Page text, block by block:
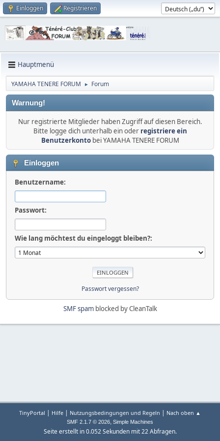
Einloggen Registrieren
Hauptmenü
YAMAHA TENERE FORUM ► Forum
Warnung!
Nur registrierte Mitglieder haben Zugriff auf diesen Bereich.
Bitte logge dich unterhalb ein oder registriere ein
Benutzerkontobei YAMAHA TENERE FORUM
Einloggen
Benutzername:
Passwort:
Wie lang möchtest du eingeloggt bleiben?:
Passwort vergessen?
SMF spamblocked by CleanTalk
TinyPortal | Hilfe | Nutzungsbedingungen und Regeln | Nach oben ▲
SMF 2.1.7 © 2026, Simple Machines
Seite erstellt in 0.052 Sekunden mit 22 Abfragen.